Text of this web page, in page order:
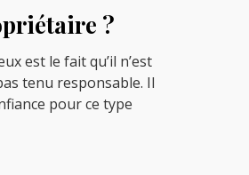
?
est le fait qu’il n’est
tenu responsable. Il
pour ce type